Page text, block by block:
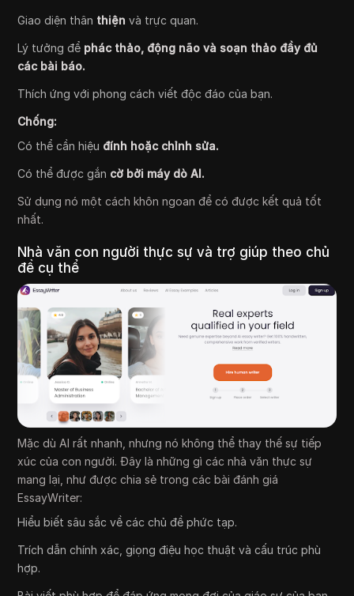
Giao diện thân thiện và trực quan.
Lý tưởng để phác thảo, động não và soạn thảo đầy đủ
các bài báo.
Thích ứng với phong cách viết độc đáo của bạn.
Chống:
Có thể cần hiệu đính hoặc chỉnh sửa.
Có thể được gắn cờ bởi máy dò AI.
Sử dụng nó một cách khôn ngoan để có được kết quả tốt
nhất.
Nhà văn con người thực sự và trợ giúp theo chủ
đề cụ thể
Mặc dù AI rất nhanh, nhưng nó không thể thay thế sự tiếp
xúc của con người. Đây là những gì các nhà văn thực sự
mang lại, như được chia sẻ trong các bài đánh giá
EssayWriter:
Hiểu biết sâu sắc về các chủ đề phức tạp.
Trích dẫn chính xác, giọng điệu học thuật và cấu trúc phù
hợp.